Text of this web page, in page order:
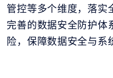
管控等多个维度，落实
完善的数据安全防护体
险，保障数据安全与系